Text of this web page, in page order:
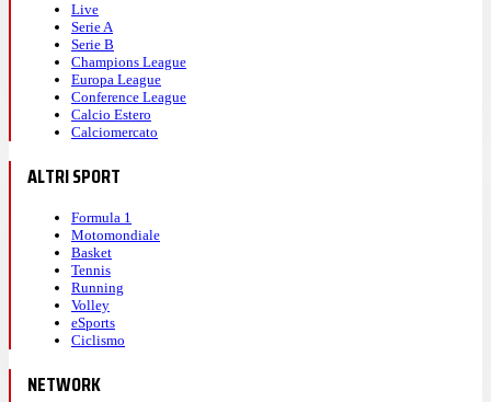
Live
Serie A
Serie B
Champions League
Europa League
Conference League
Calcio Estero
Calciomercato
ALTRI SPORT
Formula 1
Motomondiale
Basket
Tennis
Running
Volley
eSports
Ciclismo
NETWORK